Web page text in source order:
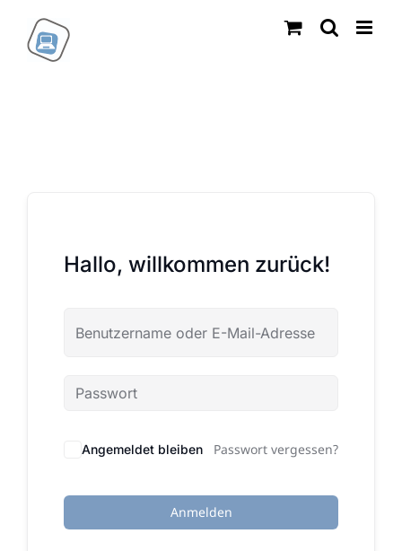
Inhalt
springen
Hallo, willkommen zurück!
Angemeldet bleiben Passwort vergessen?
Anmelden